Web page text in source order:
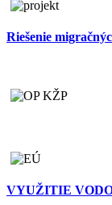
Riešenie
VYUŽITIE